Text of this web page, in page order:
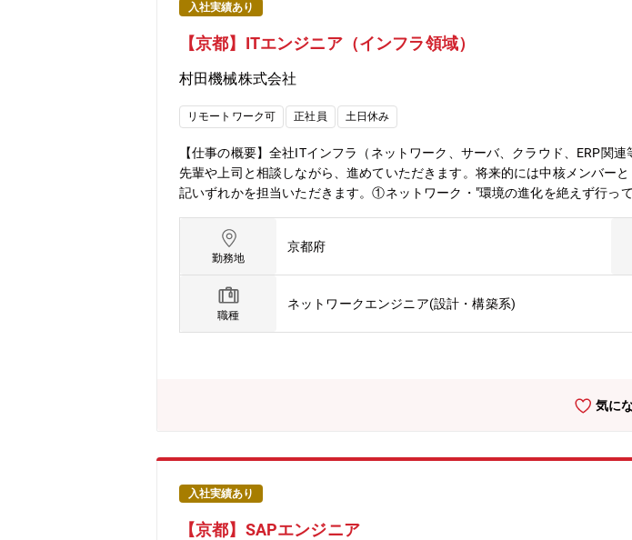
入社実績あり
【京都】ITエンジニア（インフラ領域）
村田機械株式会社
リモートワーク可 正社員 土日休み
【仕事の概要】全社ITインフラ（ネットワーク、サーバ、クラウド、ERP関
先輩や上司と相談しながら、進めていただきます。将来的には中核メンバー
記いずれかを担当いただきます。①ネットワーク・"環境の進化を絶えず行っ
環境をみているため、会社としてのネットワーク全体像を把握し、業務を推
く習得することも可能・ネットワークだけでなくセキュリティの知識も必要
も可能②サーバ・サーバ導入から保守までの?連の対応（ハードウェアの選
tory、DNS、プロキシ、パッチ中継、ファイル、データベース、AP）の構成
いこうとしており、オンプレミスサーバ・クラウドの両面のスキルアップ・
人との接点を持ち、業務を推進③クラウド・AWSでの環境構築、保守作業
いサービスの検証、評価、導入にも積極的にチャレンジが出来る環境・全社
田機械グループ拠点。国内は月3～5日程度。日帰り～２、３泊程度。今後海
勤務地
京都府
職種
ネットワークエンジニア(設計・構築系)
気に
入社実績あり
【京都】SAPエンジニア